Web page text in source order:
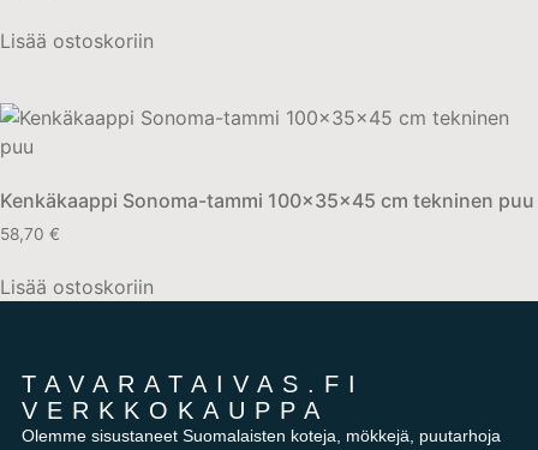
Lisää ostoskoriin
Kenkäkaappi Sonoma-tammi 100x35x45 cm tekninen puu
58,70 €
Lisää ostoskoriin
TAVARATAIVAS.FI
VERKKOKAUPPA
Olemme sisustaneet Suomalaisten koteja, mökkejä, puutarhoja